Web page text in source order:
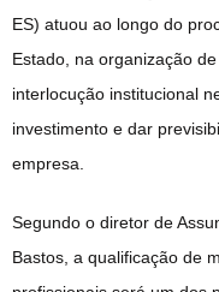
ES) atuou ao longo do
Estado, na organização
interlocução institucional
investimento e dar
empresa.
Segundo o diretor de
Bastos, a qualificação de